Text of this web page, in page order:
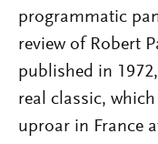
programmatic
review of Robert
published in 1972,
real classic,
uproar in France